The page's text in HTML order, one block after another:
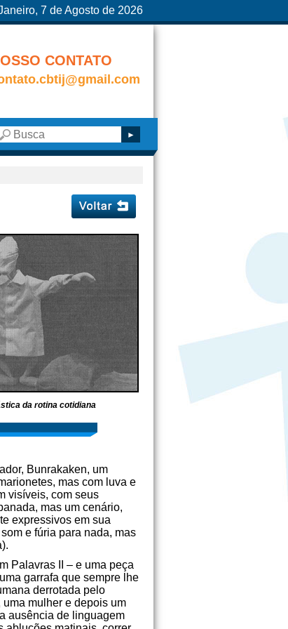
7 de Agosto de 2026
CONTATO
da rotina cotidiana
Bunrakaken, um
mas com luva e
visíveis, com seus
mas um cenário,
expressivos em sua
e fúria para nada, mas
Palavras II – e uma peça
garrafa que sempre lhe
derrotada pelo
mulher e depois um
ausência de linguagem